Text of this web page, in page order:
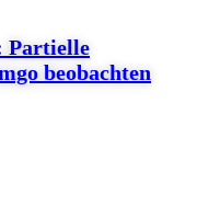
Partielle
beobachten